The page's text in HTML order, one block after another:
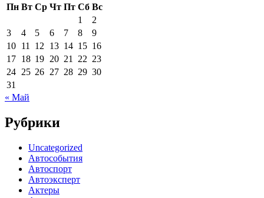
Пн Вт Ср Чт Пт Сб Вс
1
2
3
4 5 6 7 8
9
10 11 12 13 14 15 16
17 18 19 20 21 22 23
24 25 26 27 28 29 30
31
« Май
Рубрики
Uncategorized
Автособытия
Автоспорт
Автоэксперт
Актеры